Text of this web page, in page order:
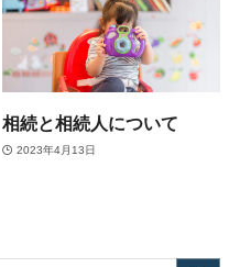
相続と相続人について
2023年4月13日